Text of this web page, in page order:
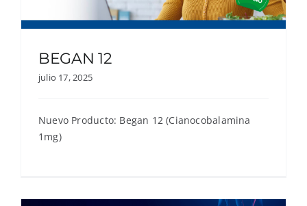
BEGAN 12
julio 17, 2025
Nuevo Producto: Began 12 (Cianocobalamina
1mg)